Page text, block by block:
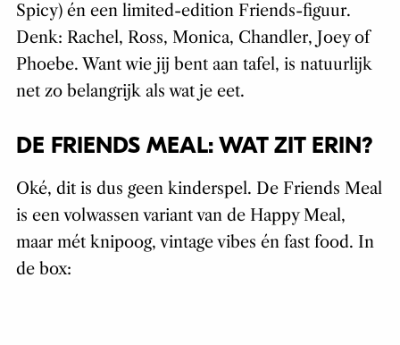
Spicy) én een limited-edition Friends-figuur.
Denk: Rachel, Ross, Monica, Chandler, Joey of
Phoebe. Want wie jij bent aan tafel, is natuurlijk
net zo belangrijk als wat je eet.
DE FRIENDS MEAL: WAT ZIT ERIN?
Oké, dit is dus geen kinderspel. De Friends Meal
is een volwassen variant van de Happy Meal,
maar mét knipoog, vintage vibes én fast food. In
de box: